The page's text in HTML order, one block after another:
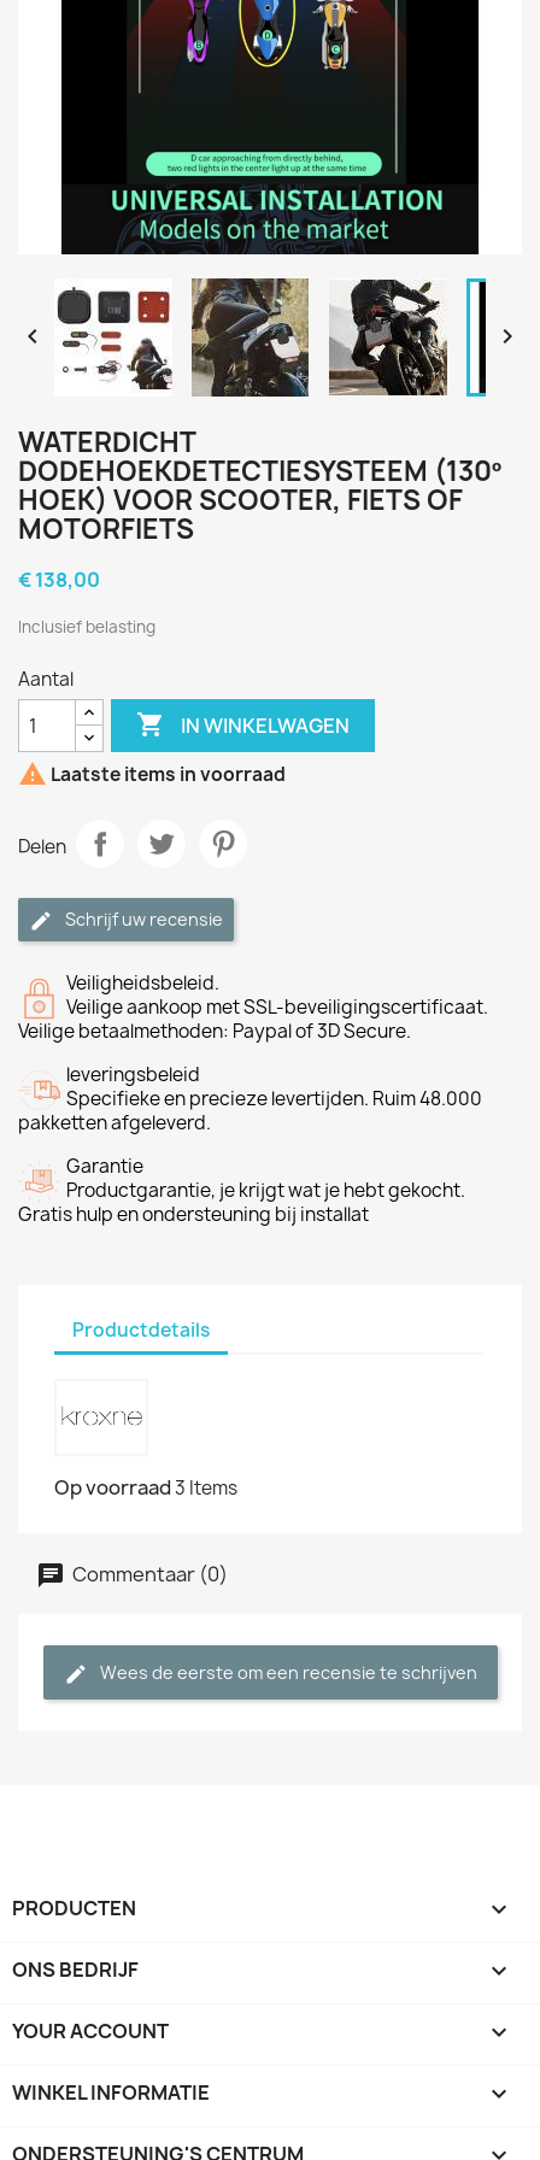
 
WATERDICHT
DODEHOEKDETECTIESYSTEEM (130º
HOEK) VOOR SCOOTER, FIETS OF
MOTORFIETS
€ 138,00
Inclusief belasting
Aantal
 IN WINKELWAGEN
 Laatste items in voorraad
Delen
Schrijf uw recensie
Veiligheidsbeleid.
Veilige aankoop met SSL-beveiligingscertificaat.
Veilige betaalmethoden: Paypal of 3D Secure.
leveringsbeleid
Specifieke en precieze levertijden. Ruim 48.000
pakketten afgeleverd.
Garantie
Productgarantie, je krijgt wat je hebt gekocht.
Gratis hulp en ondersteuning bij installat
Productdetails
Op voorraad3 Items
Commentaar (0)
Wees de eerste om een recensie te schrijven
PRODUCTEN 
ONS BEDRIJF 
YOUR ACCOUNT 
WINKEL INFORMATIE keyboard_arrow_down
ONDERSTEUNING'S CENTRUM